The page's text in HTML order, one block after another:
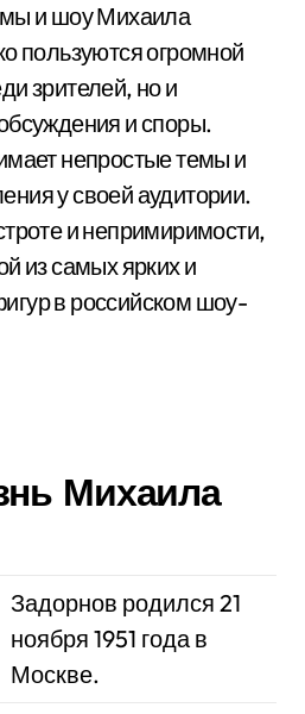
и шоу Михаила
пользуются огромной
зрителей, но и
и споры.
непростые темы и
у своей аудитории.
и непримиримости,
из самых ярких и
в российском шоу-
Михаила
Задорнов родился 21
ноября 1951 года в
Москве.